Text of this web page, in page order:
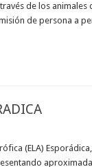
de los animales
de persona a
(ELA)